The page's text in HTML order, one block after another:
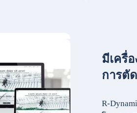
มีเครื่
การตั
R-